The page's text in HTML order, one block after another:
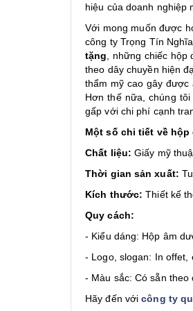
hiệu của doanh nghiệp
Với mong muốn được
công ty Trọng Tín
tặng , những chiếc
theo dây chuyền hiện
thẩm mỹ cao gây được
Hơn thế nữa, chúng
gấp với chi phí cạnh
Một số chi tiết về hộp
Chất liệu: Giấy mỹ
Thời gian sản xuất:
Kích thước: Thiết kế
Quy cách:
- Kiểu dáng: Hộp âm
- Logo, slogan: In offet,
- Màu sắc: Có sẵn theo
Hãy đến vớicông ty